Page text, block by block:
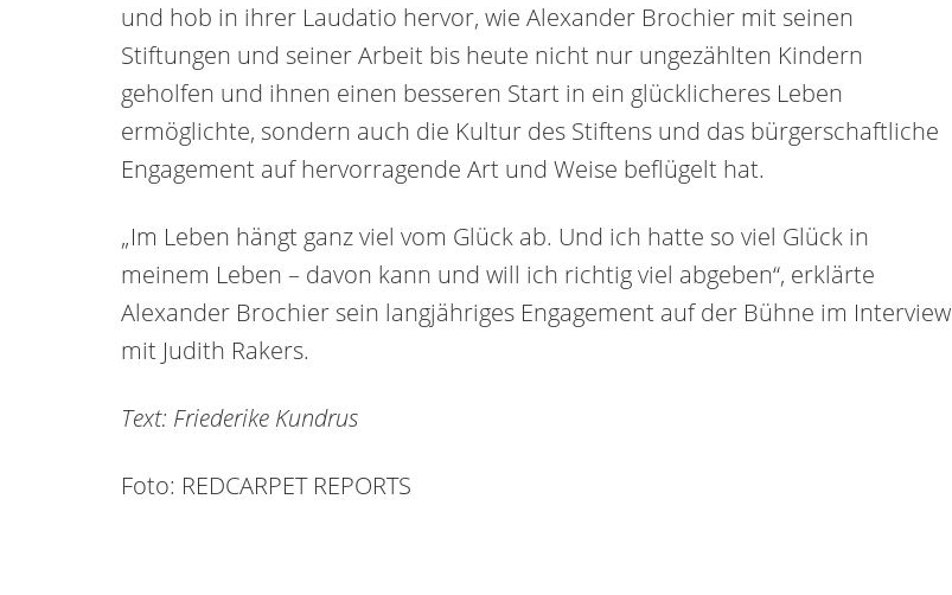
und hob in ihrer Laudatio hervor, wie Alexander Brochier mit seinen
Stiftungen und seiner Arbeit bis heute nicht nur ungezählten Kindern
geholfen und ihnen einen besseren Start in ein glücklicheres Leben
ermöglichte, sondern auch die Kultur des Stiftens und das bürgerschaftliche
Engagement auf hervorragende Art und Weise beflügelt hat.
„Im Leben hängt ganz viel vom Glück ab. Und ich hatte so viel Glück in
meinem Leben – davon kann und will ich richtig viel abgeben“, erklärte
Alexander Brochier sein langjähriges Engagement auf der Bühne im Interview
mit Judith Rakers.
Text: Friederike Kundrus
Foto: REDCARPET REPORTS